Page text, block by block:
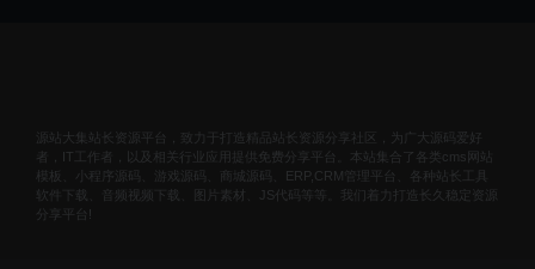
源站大集站长资源平台，致力于打造精品站长资源分享社区，为广大源码爱好
者，IT工作者，以及相关行业应用提供免费分享平台。本站集合了各类cms网站
模板、小程序源码、游戏源码、商城源码、ERP,CRM管理平台、各种站长工具
软件下载、音频视频下载、图片素材、JS代码等等。我们着力打造长久稳定资源
分享平台!